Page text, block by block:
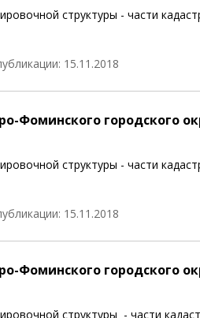
структуры - части
15.11.2018
Фоминского городского
структуры - части
15.11.2018
Фоминского городского
структуры - части